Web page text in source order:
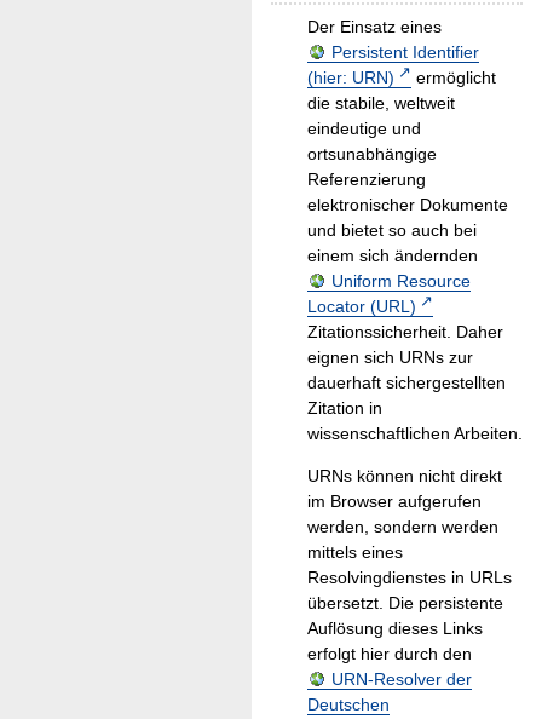
Der Einsatz eines
Persistent Identifier
(hier: URN)
ermöglicht
die stabile, weltweit
eindeutige und
ortsunabhängige
Referenzierung
elektronischer Dokumente
und bietet so auch bei
einem sich ändernden
Uniform Resource
Locator (URL)
Zitationssicherheit. Daher
eignen sich URNs zur
dauerhaft sichergestellten
Zitation in
wissenschaftlichen Arbeiten.
URNs können nicht direkt
im Browser aufgerufen
werden, sondern werden
mittels eines
Resolvingdienstes in URLs
übersetzt. Die persistente
Auflösung dieses Links
erfolgt hier durch den
URN-Resolver der
Deutschen